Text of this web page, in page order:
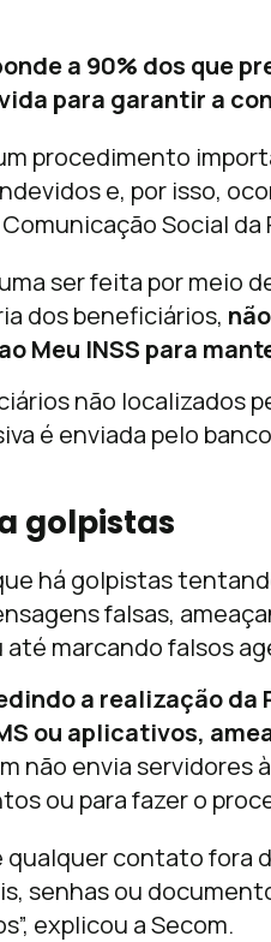
a 90% dos que
para garantir a
procedimento
e, por isso,
Social
ser feita por meio
dos beneficiários,
Meu INSS para
não localizados
é enviada pelo
golpistas
há golpistas
falsas,
até marcando falsos
a realização
ou aplicativos,
não envia servidores
ou para fazer o
qualquer contato fora
senhas ou
explicou a Secom.